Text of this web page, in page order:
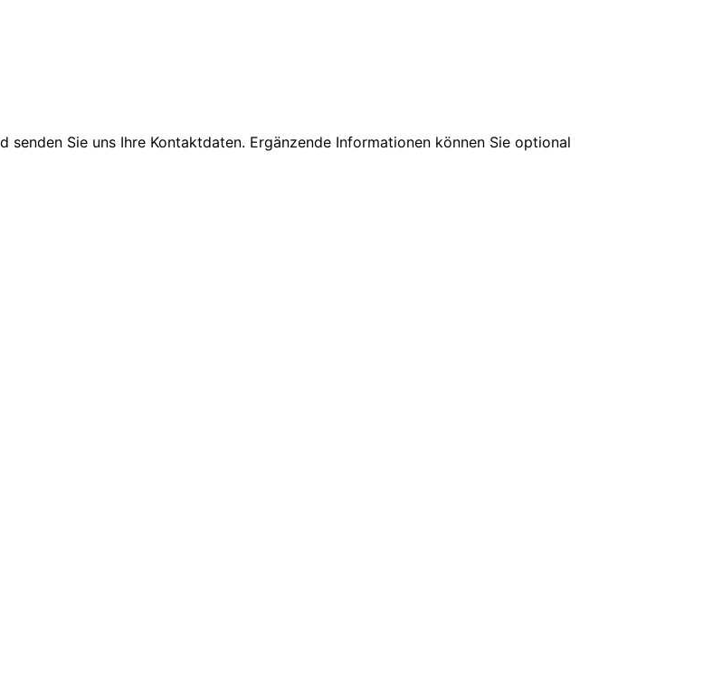
Sie uns Ihre Kontaktdaten. Ergänzende Informationen können Sie optional